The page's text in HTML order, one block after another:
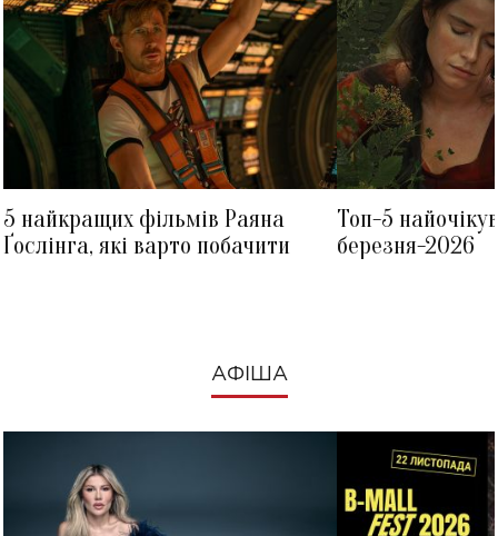
5 найкращих фільмів Раяна
Ґослінга, які варто побачити
Топ-5
березня-2026
АФІША